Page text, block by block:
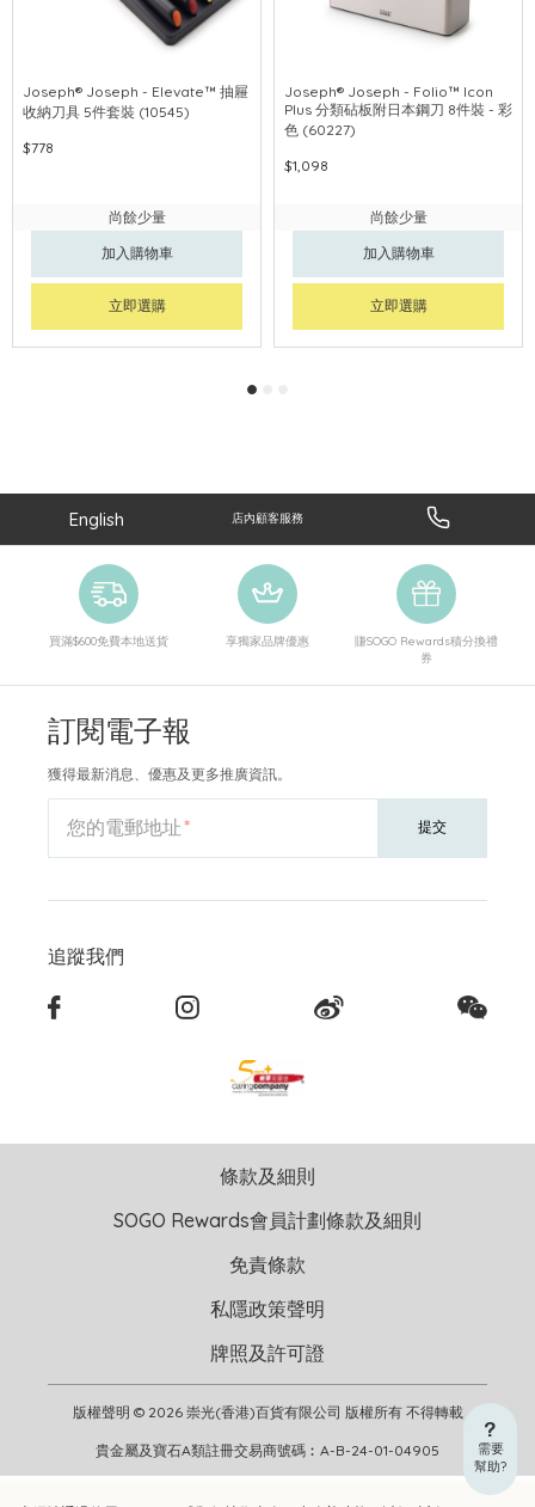
Joseph® Joseph - Elevate™ 抽屜
收納刀具 5件套裝 (10545)
$778
尚餘少量
加入購物車
立即選購
Joseph® Joseph - Folio™ Icon
Plus 分類砧板附日本鋼刀 8件裝 - 彩
色 (60227)
$1,098
尚餘少量
加入購物車
立即選購
需要
幫助?
English 店內顧客服務
買滿$600免費本地送貨 享獨家品牌優惠
賺SOGO Rewards積分換禮
券
訂閱電子報
獲得最新消息、優惠及更多推廣資訊。
您的電郵地址 提交
追蹤我們
版權聲明 © 2026 崇光(香港)百貨有限公司 版權所有 不得轉載
貴金屬及寶石A類註冊交易商號碼︰A-B-24-01-04905
條款及細則
SOGO Rewards會員計劃條款及細則
免責條款
私隱政策聲明
牌照及許可證